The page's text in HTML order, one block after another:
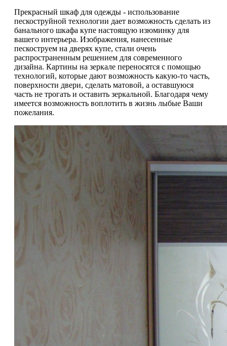
Прекрасный шкаф для одежды - использование
пескоструйной технологии дает возможность сделать из
банального шкафа купе настоящую изюминку для
вашего интерьера. Изображения, нанесенные
пескоструем на дверях купе, стали очень
распространенным решением для современного
дизайна. Картины на зеркале переносятся с помощью
технологий, которые дают возможность какую-то часть,
поверхности двери, сделать матовой, а оставшуюся
часть не трогать и оставить зеркальной. Благодаря чему
имеется возможность воплотить в жизнь лыбые Ваши
пожелания.